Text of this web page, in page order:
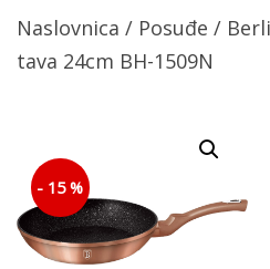
Naslovnica / Posuđe /
tava 24cm BH-1509N
- 15 %